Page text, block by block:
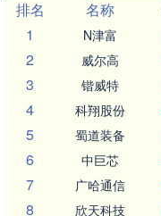
排名
名称
1
N津富
2 威尔高
3 锴威特
4 科翔股份
5 蜀道装备
6 中巨芯
7 广哈通信
8 欣天科技